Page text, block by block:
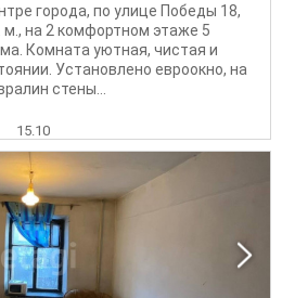
города, по улице Победы 18,
на 2 комфортном этаже 5
Комната уютная, чистая и
Установлено евроокно, на
стены...
15.10